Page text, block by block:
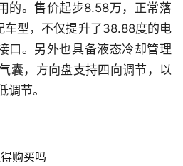
的。售价起步8.58万，正常落
型，不仅提升了38.88度的电
口。另外也具备液态冷却管理
囊，方向盘支持四向调节，以
调节。
购买吗